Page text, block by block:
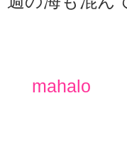
mahalo